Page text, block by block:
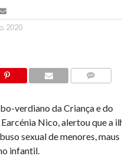
2020
verdiano da Criança e do
Nico, alertou que a
sexual de menores, maus
infantil.